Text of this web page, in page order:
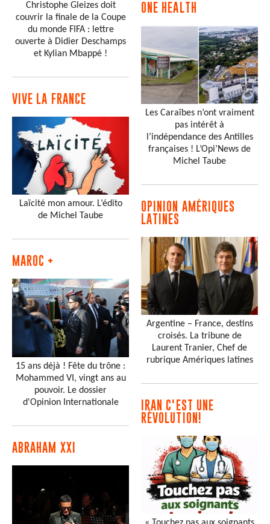
Christophe Gleizes doit
couvrir la finale de la Coupe
du monde FIFA : lettre
ouverte à Didier Deschamps
et Kylian Mbappé !
VIVE LA FRANCE
Laïcité mon amour. L’édito
de Michel Taube
MAROC +
15 ans déjà ! Fête du trône :
Mohammed VI, vingt ans au
pouvoir. Le dossier
d'Opinion Internationale
ABRAHAM XXI
ONE HEALTH
Les Caraïbes n’ont vraiment
pas intérêt à
l’indépendance des Antilles
françaises ! L’Opi’News de
Michel Taube
OPINION AMÉRIQUES
LATINES
Argentine – France, destins
croisés. La tribune de
Laurent Tranier, Chef de
rubrique Amériques latines
IRAN C'EST UNE
RÉVOLUTION!